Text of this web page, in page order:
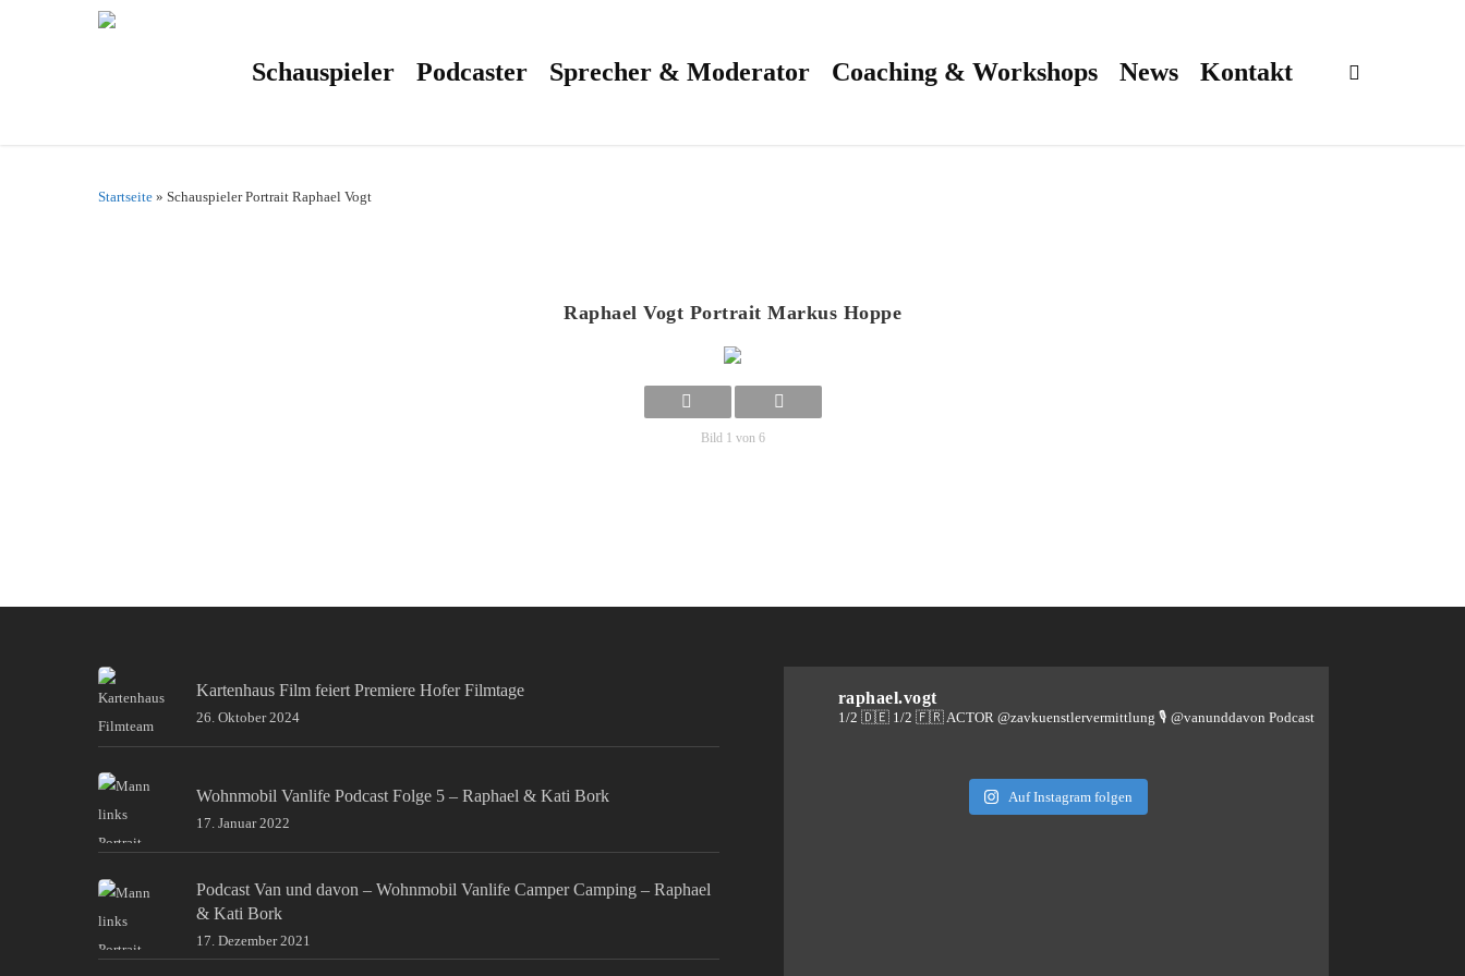
Schauspieler Podcaster Sprecher & Moderator Coaching & Workshops News Kontakt
Startseite » Schauspieler Portrait Raphael Vogt
Raphael Vogt Portrait Markus Hoppe
Bild 1 von 6
Kartenhaus Film feiert Premiere Hofer Filmtage
26. Oktober 2024
Wohnmobil Vanlife Podcast Folge 5 – Raphael & Kati Bork
17. Januar 2022
Podcast Van und davon – Wohnmobil Vanlife Camper Camping – Raphael
& Kati Bork
17. Dezember 2021
raphael.vogt
1/2 🇩🇪 1/2 🇫🇷 ACTOR @zavkuenstlervermittlung 🎙️ @vanunddavon Podcast
Auf Instagram folgen